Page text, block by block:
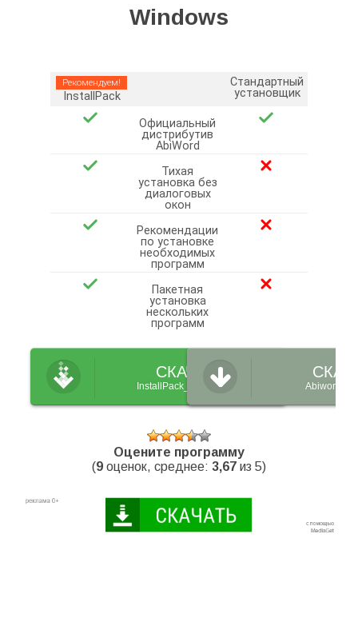
Windows
Рекомендуем!
InstallPack
Стандартный
установщик
Официальный
дистрибутив
AbiWord
Тихая
установка без
диалоговых
окон
Рекомендации
по установке
необходимых
программ
Пакетная
установка
нескольких
программ
СКАЧАТЬ
InstallPack_Abiword.exe
Оцените программу
(9 оценок, среднее: 3,67 из 5)